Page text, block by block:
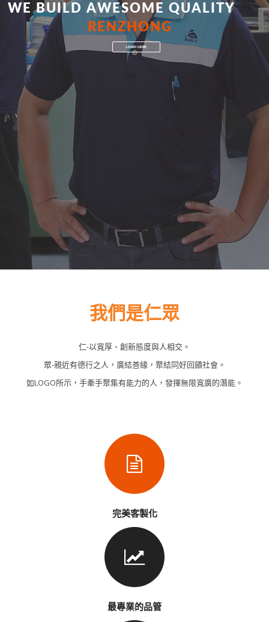
W E BUILD AW ESO ME QUA L ITY
RENZHONG
LEARN MORE
我們是仁眾
仁-以寬厚、創新態度與人相交。
眾-親近有德行之人，廣結善緣，聚結同好回饋社會。
如LOGO所示，手牽手聚集有能力的人，發揮無限寬廣的潛能。
完美客製化
最專業的品管